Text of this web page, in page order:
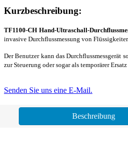
Kurzbeschreibung:
TF1100-CH Hand-Ultraschall-
invasive Durchflussmessung von
Der Benutzer kann das Durchflussmessgerät
zur Steuerung oder sogar als temporärer
Senden Sie uns eine E-Mail.
Beschreibung